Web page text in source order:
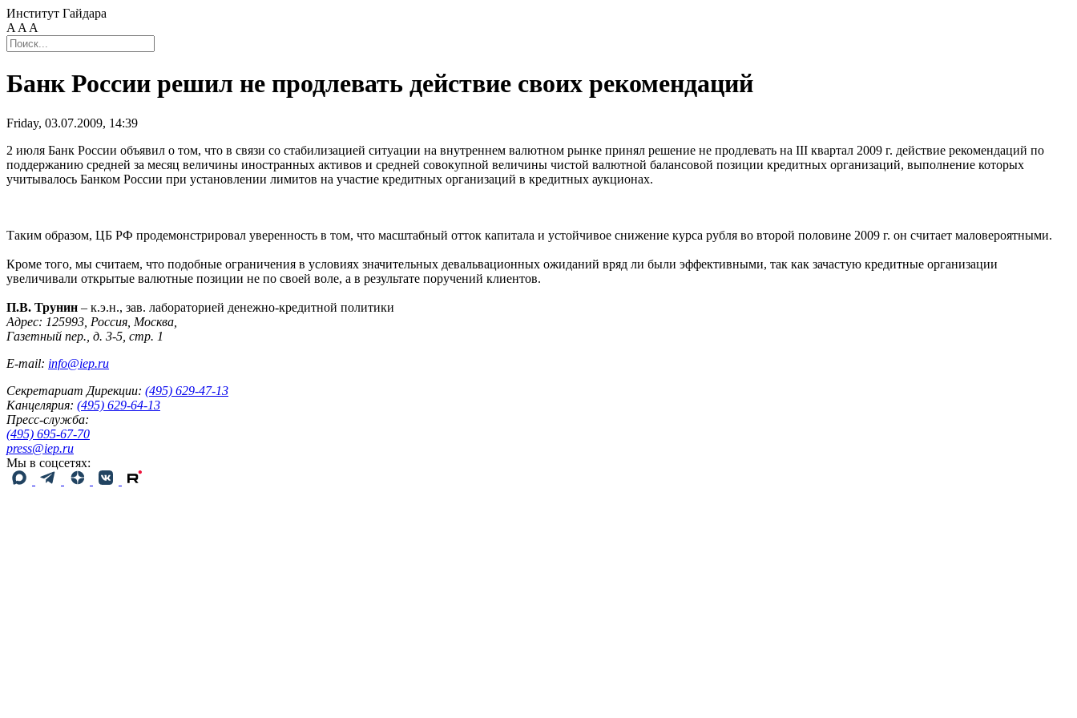
Институт Гайдара
A A A
Банк России решил не продлевать действие своих рекомендаций
Friday, 03.07.2009, 14:39
2 июля Банк России объявил о том, что в связи со стабилизацией ситуации на внутреннем валютном рынке принял решение не продлевать на III квартал 2009 г. действие рекомендаций по
поддержанию средней за месяц величины иностранных активов и средней совокупной величины чистой валютной балансовой позиции кредитных организаций, выполнение которых
учитывалось Банком России при установлении лимитов на участие кредитных организаций в кредитных аукционах.
Таким образом, ЦБ РФ продемонстрировал уверенность в том, что масштабный отток капитала и устойчивое снижение курса рубля во второй половине 2009 г. он считает маловероятными.
Кроме того, мы считаем, что подобные ограничения в условиях значительных девальвационных ожиданий вряд ли были эффективными, так как зачастую кредитные организации
увеличивали открытые валютные позиции не по своей воле, а в результате поручений клиентов.
П.В. Трунин – к.э.н., зав. лабораторией денежно-кредитной политики
Адрес: 125993, Россия, Москва,
Газетный пер., д. 3-5, стр. 1
E-mail: info@iep.ru
Секретариат Дирекции: (495) 629-47-13
Канцелярия: (495) 629-64-13
Пресс-служба:
(495) 695-67-70
press@iep.ru
Мы в соцсетях: